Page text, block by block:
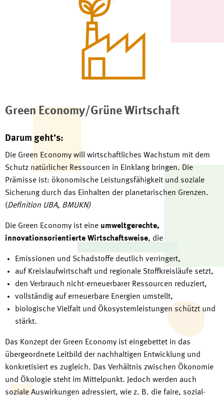
Green Economy/Grüne Wirtschaft
Darum geht’s:
Die Green Economy will wirtschaftliches Wachstum mit dem
Schutz natürlicher Ressourcen in Einklang bringen. Die
Prämisse ist: ökonomische Leistungsfähigkeit und soziale
Sicherung durch das Einhalten der planetarischen Grenzen.
(Definition UBA, BMUKN)
Die Green Economy ist eine umweltgerechte,
innovationsorientierte Wirtschaftsweise, die
Emissionen und Schadstoffe deutlich verringert,
auf Kreislaufwirtschaft und regionale Stoffkreisläufe setzt,
den Verbrauch nicht-erneuerbarer Ressourcen reduziert,
vollständig auf erneuerbare Energien umstellt,
biologische Vielfalt und Ökosystemleistungen schützt und
stärkt.
Das Konzept der Green Economy ist eingebettet in das
übergeordnete Leitbild der nachhaltigen Entwicklung und
konkretisiert es zugleich. Das Verhältnis zwischen Ökonomie
und Ökologie steht im Mittelpunkt. Jedoch werden auch
soziale Auswirkungen adressiert, wie z. B. die faire, sozial-